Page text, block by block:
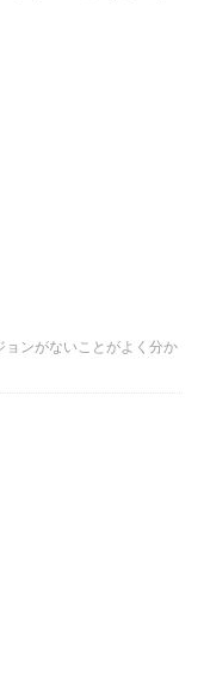
ョンがないことがよく分か